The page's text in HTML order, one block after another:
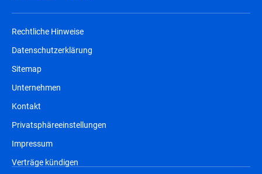
Rechtliche Hinweise
Datenschutzerklärung
Sitemap
Unternehmen
Kontakt
Privatsphäreeinstellungen
Impressum
Verträge kündigen